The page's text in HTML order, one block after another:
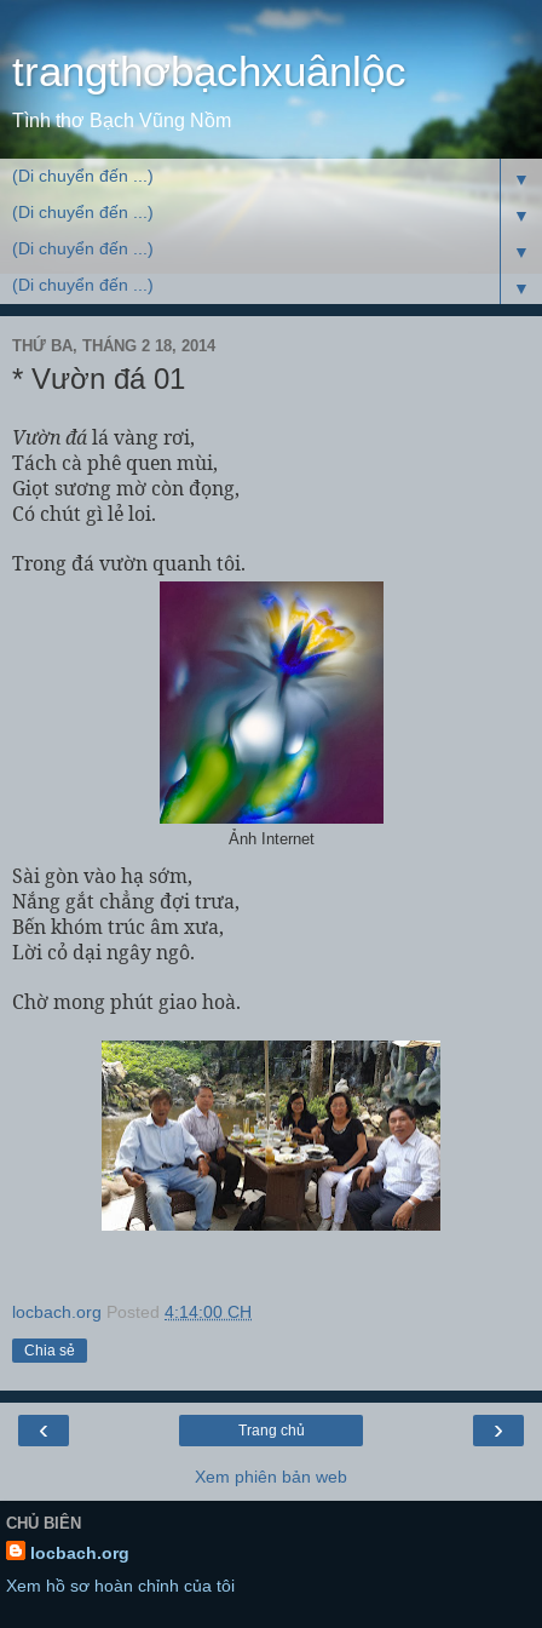
trangthơbạchxuânlộc
Tình thơ Bạch Vũng Nồm
▼
▼
▼
▼
THỨ BA, THÁNG 2 18, 2014
* Vườn đá 01
Vườn đálá vàng rơi,
Tách cà phê quen mùi,
Giọt sương mờ còn đọng,
Có chút gì lẻ loi.
Trong đá vườn quanh tôi.
Ảnh Internet
Sài gòn vào hạ sớm,
Nắng gắt chẳng đợi trưa,
Bến khóm trúc âm xưa,
Lời cỏ dại ngây ngô.
Chờ mong phút giao hoà.
locbach.org Posted 4:14:00 CH
Chia sẻ
‹ ›
Trang chủ
Xem phiên bản web
CHỦ BIÊN
locbach.org
Xem hồ sơ hoàn chỉnh của tôi